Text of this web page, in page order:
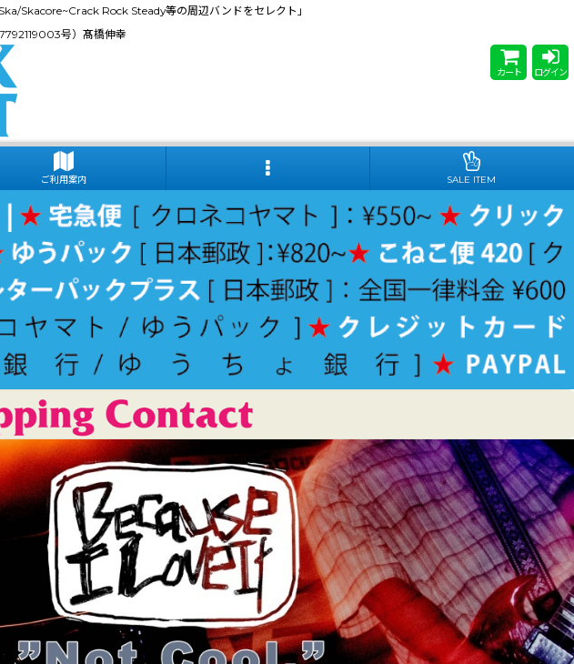
Skacore~Crack Rock Steady等の周辺バンドをセレクト」
号）髙橋伸幸
カート ログイン
ご利用案内 SALE ITEM